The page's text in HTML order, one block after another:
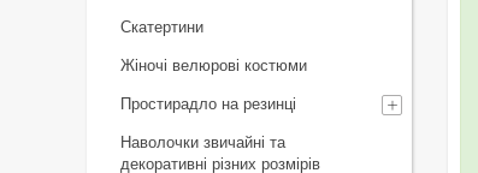
Скатертини
Жіночі велюрові костюми
Простирадло на резинці
Наволочки звичайні та
декоративні різних розмірів